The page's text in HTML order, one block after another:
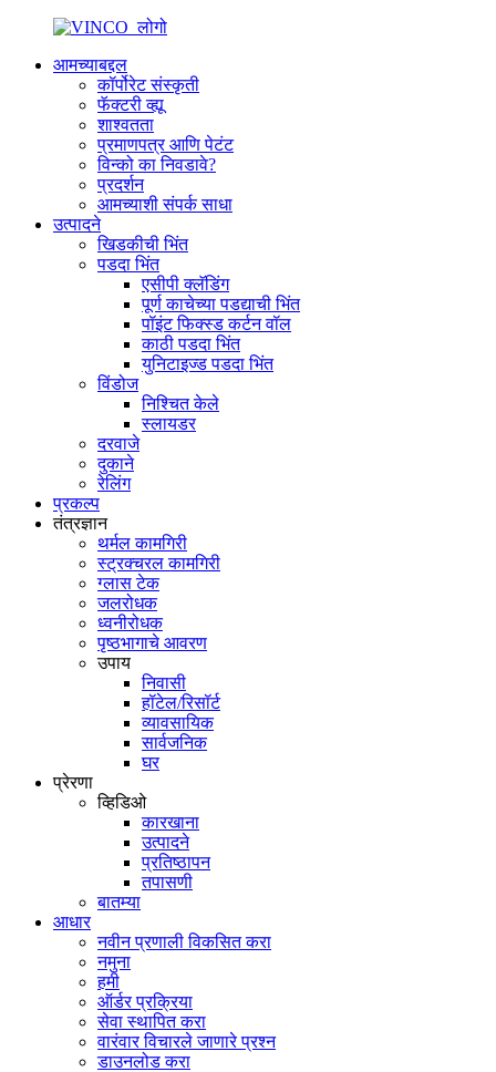
आमच्याबद्दल
कॉर्पोरेट संस्कृती
फॅक्टरी व्ह्यू
शाश्वतता
प्रमाणपत्र आणि पेटंट
विन्को का निवडावे?
प्रदर्शन
आमच्याशी संपर्क साधा
उत्पादने
खिडकीची भिंत
पडदा भिंत
एसीपी क्लॅडिंग
पूर्ण काचेच्या पडद्याची भिंत
पॉइंट फिक्स्ड कर्टन वॉल
काठी पडदा भिंत
युनिटाइज्ड पडदा भिंत
विंडोज
निश्चित केले
स्लायडर
दरवाजे
दुकाने
रेलिंग
प्रकल्प
तंत्रज्ञान
थर्मल कामगिरी
स्ट्रक्चरल कामगिरी
ग्लास टेक
जलरोधक
ध्वनीरोधक
पृष्ठभागाचे आवरण
उपाय
निवासी
हॉटेल/रिसॉर्ट
व्यावसायिक
सार्वजनिक
घर
प्रेरणा
व्हिडिओ
कारखाना
उत्पादने
प्रतिष्ठापन
तपासणी
बातम्या
आधार
नवीन प्रणाली विकसित करा
नमुना
हमी
ऑर्डर प्रक्रिया
सेवा स्थापित करा
वारंवार विचारले जाणारे प्रश्न
डाउनलोड करा